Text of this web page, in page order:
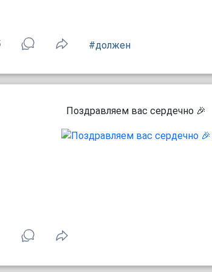
#должен
Поздравляем вас сердечно 🎉